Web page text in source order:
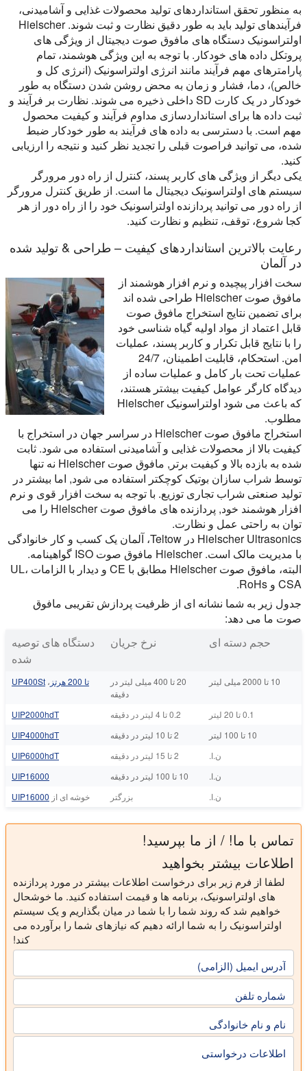
به منظور تحقق استانداردهای تولید محصولات غذایی و آشامیدنی،
فرآیندهای تولید باید به طور دقیق نظارت و ثبت شوند. Hielscher
اولتراسونیک دستگاه های مافوق صوت دیجیتال از ویژگی های
پروتکل داده های خودکار. با توجه به این ویژگی هوشمند، تمام
پارامترهای مهم فرآیند مانند انرژی اولتراسونیک (انرژی کل و
خالص)، دما، فشار و زمان به محض روشن شدن دستگاه به طور
خودکار در یک کارت SD داخلی ذخیره می شوند. نظارت بر فرآیند و
ثبت داده ها برای استانداردسازی مداوم فرآیند و کیفیت محصول
مهم است. با دسترسی به داده های فرآیند به طور خودکار ضبط
شده، می توانید فراصوت قبلی را تجدید نظر کنید و نتیجه را ارزیابی
کنید.
یکی دیگر از ویژگی های کاربر پسند، کنترل از راه دور مرورگر
سیستم های اولتراسونیک دیجیتال ما است. از طریق کنترل مرورگر
از راه دور می توانید پردازنده اولتراسونیک خود را از راه دور از هر
کجا شروع، توقف، تنظیم و نظارت کنید.
رعایت بالاترین استانداردهای کیفیت – طراحی & تولید شده
در آلمان
سخت افزار پیچیده و نرم افزار هوشمند از
مافوق صوت Hielscher طراحی شده اند
برای تضمین نتایج استخراج مافوق صوت
قابل اعتماد از مواد اولیه گیاه شناسی خود
را با نتایج قابل تکرار و کاربر پسند، عملیات
امن. استحکام، قابلیت اطمینان، 24/7
عملیات تحت بار کامل و عملیات ساده از
دیدگاه کارگر عوامل کیفیت بیشتر هستند،
که باعث می شود اولتراسونیک Hielscher
مطلوب.
استخراج مافوق صوت Hielscher در سراسر جهان در استخراج با
کیفیت بالا از محصولات غذایی و آشامیدنی استفاده می شود. ثابت
شده به بازده بالا و کیفیت برتر, مافوق صوت Hielscher نه تنها
توسط شراب سازان بوتیک کوچکتر استفاده می شود, اما بیشتر در
تولید صنعتی شراب تجاری توزیع. با توجه به سخت افزار قوی و نرم
افزار هوشمند خود, پردازنده های مافوق صوت Hielscher را می
توان به راحتی عمل و نظارت.
Hielscher Ultrasonics در Teltow، آلمان یک کسب و کار خانوادگی
با مدیریت مالک است. Hielscher مافوق صوت ISO گواهینامه.
البته، مافوق صوت Hielscher مطابق با CE و دیدار با الزامات UL،
CSA و RoHs.
جدول زیر به شما نشانه ای از ظرفیت پردازش تقریبی مافوق
صوت ما می دهد:
حجم دسته ای
نرخ جریان
دستگاه های توصیه
شده
10 تا 2000 میلی لیتر
20 تا 400 میلی لیتر در
دقیقه
تا 200 هرتز ، UP400St
0.1 تا 20 لیتر 0.2 تا 4 لیتر در دقیقه
UIP2000hdT
10 تا 100 لیتر
2 تا 10 لیتر در دقیقه
UIP4000hdT
ن.ا.
2 تا 15 لیتر در دقیقه
UIP6000hdT
ن.ا.
10 تا 100 لیتر در دقیقه
UIP16000
ن.ا.
بزرگتر خوشه ای از UIP16000
تماس با ما! / از ما بپرسید!
اطلاعات بیشتر بخواهید
لطفا از فرم زیر برای درخواست اطلاعات بیشتر در مورد پردازنده
های اولتراسونیک، برنامه ها و قیمت استفاده کنید. ما خوشحال
خواهیم شد که روند شما را با شما در میان بگذاریم و یک سیستم
اولتراسونیک را به شما ارائه دهیم که نیازهای شما را برآورده می
کند!
آدرس ایمیل (الزامی)
شماره تلفن
نام و نام خانوادگی
اطلاعات درخواستی